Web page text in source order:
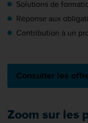
Solutions de
Réponse aux
Contribution à un
Consulter les
Zoom sur les